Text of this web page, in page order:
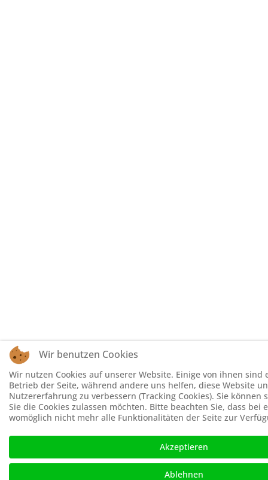
Wir benutzen Cookies
Wir nutzen Cookies auf unserer Website. Einige von ihnen sind
Betrieb der Seite, während andere uns helfen, diese Website
Nutzererfahrung zu verbessern (Tracking Cookies). Sie können
Sie die Cookies zulassen möchten. Bitte beachten Sie, dass bei
womöglich nicht mehr alle Funktionalitäten der Seite zur
Akzeptieren
Ablehnen